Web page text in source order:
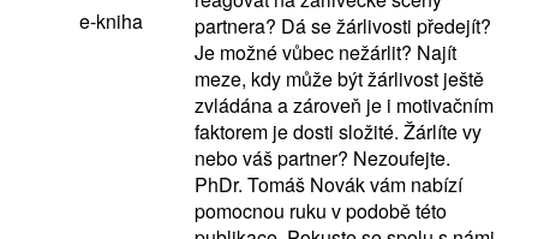
e-kniha
partnera? Dá se žárlivosti předejít?
Je možné vůbec nežárlit? Najít
meze, kdy může být žárlivost ještě
zvládána a zároveň je i motivačním
faktorem je dosti složité. Žárlíte vy
nebo váš partner? Nezoufejte.
PhDr. Tomáš Novák vám nabízí
pomocnou ruku v podobě této